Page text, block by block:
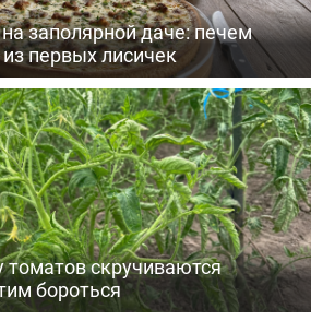
заполярной даче: печем
первых лисичек
томатов скручиваются
бороться